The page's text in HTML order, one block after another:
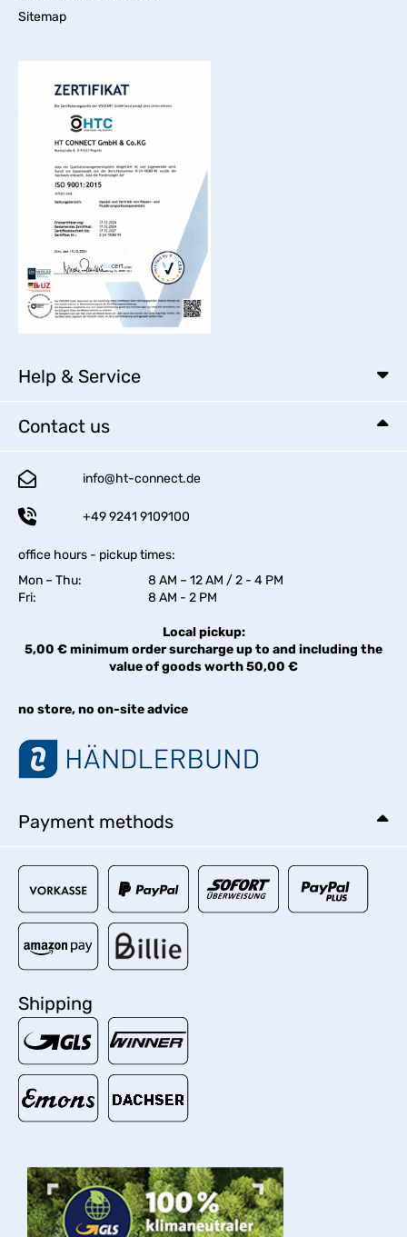
Sitemap
Help & Service
Contact us
info@ht-connect.de
+49 9241 9109100
office hours - pickup times:
Mon – Thu:
8 AM – 12 AM / 2 - 4 PM
Fri:
8 AM - 2 PM
Local pickup:
5,00 € minimum order surcharge up to and including the
value of goods worth 50,00 €
no store, no on-site advice
Payment methods
Shipping